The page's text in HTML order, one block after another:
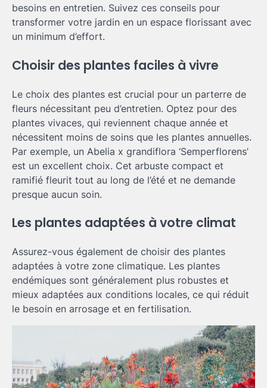
besoins en entretien. Suivez ces conseils pour
transformer votre jardin en un espace florissant avec
un minimum d’effort.
Choisir des plantes faciles à vivre
Le choix des plantes est crucial pour un parterre de
fleurs nécessitant peu d’entretien. Optez pour des
plantes vivaces, qui reviennent chaque année et
nécessitent moins de soins que les plantes annuelles.
Par exemple, un Abelia x grandiflora ‘Semperflorens’
est un excellent choix. Cet arbuste compact et
ramifié fleurit tout au long de l’été et ne demande
presque aucun soin.
Les plantes adaptées à votre climat
Assurez-vous également de choisir des plantes
adaptées à votre zone climatique. Les plantes
endémiques sont généralement plus robustes et
mieux adaptées aux conditions locales, ce qui réduit
le besoin en arrosage et en fertilisation.